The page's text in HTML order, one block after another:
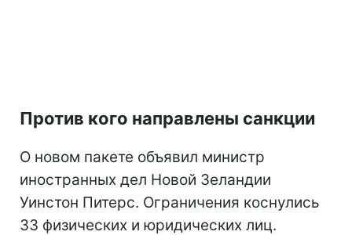
Против кого направлены санкции
О новом пакете объявил министр
иностранных дел Новой Зеландии
Уинстон Питерс. Ограничения коснулись
33 физических и юридических лиц.